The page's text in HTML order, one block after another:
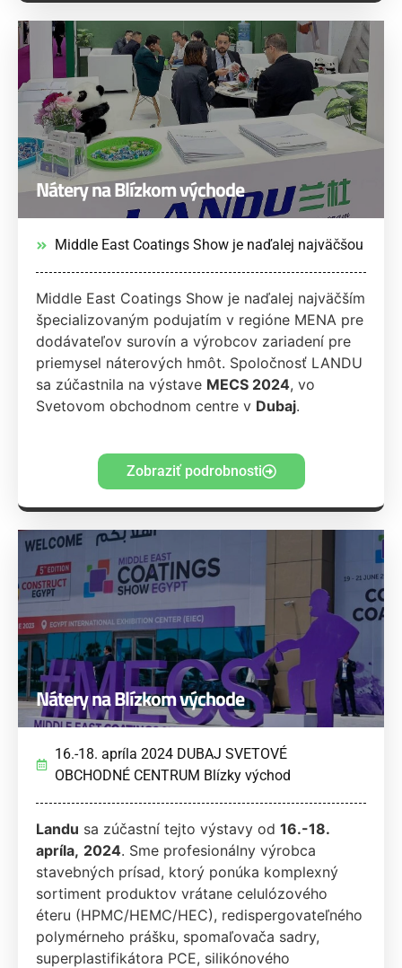
Nátery na Blízkom východe
Middle East Coatings Show je naďalej najväčšou
Middle East Coatings Show je naďalej najväčším
špecializovaným podujatím v regióne MENA pre
dodávateľov surovín a výrobcov zariadení pre
priemysel náterových hmôt. Spoločnosť LANDU
sa zúčastnila na výstave MECS 2024, vo
Svetovom obchodnom centre v Dubaj.
Zobraziť podrobnosti
Nátery na Blízkom východe
16.-18. apríla 2024 DUBAJ SVETOVÉ
OBCHODNÉ CENTRUM Blízky východ
Landu sa zúčastní tejto výstavy od 16.-18.
apríla, 2024. Sme profesionálny výrobca
stavebných prísad, ktorý ponúka komplexný
sortiment produktov vrátane celulózového
éteru (HPMC/HEMC/HEC), redispergovateľného
polymérneho prášku, spomaľovača sadry,
superplastifikátora PCE, silikónového